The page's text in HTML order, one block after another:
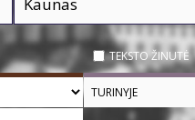
TEKSTO ŽINUTĖ